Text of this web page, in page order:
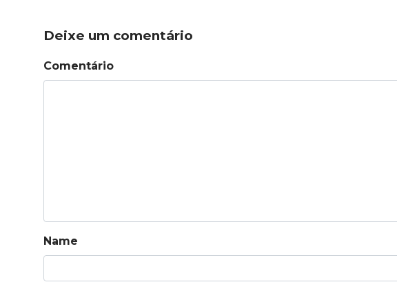
Deixe um comentário
Comentário
Name